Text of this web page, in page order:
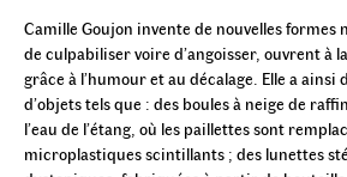
Camille Goujon invente de nouvelles formes
de culpabiliser voire d’angoisser, ouvrent à
grâce à l’humour et au décalage. Elle a ainsi
d’objets tels que : des boules à neige de
l’eau de l’étang, où les paillettes sont
microplastiques scintillants ; des lunettes